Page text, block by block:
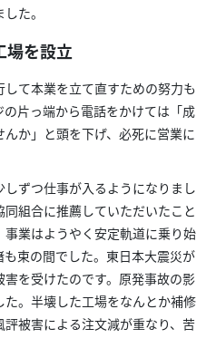
た。
場を設立
て本業を立て直すための努力も
片っ端から電話をかけては「成
か」と頭を下げ、必死に営業に
ずつ仕事が入るようになりまし
組合に推薦していただいたこと
業はようやく安定軌道に乗り始
束の間でした。東日本大震災が
を受けたのです。原発事故の影
。半壊した工場をなんとか補修
被害による注文減が重なり、苦